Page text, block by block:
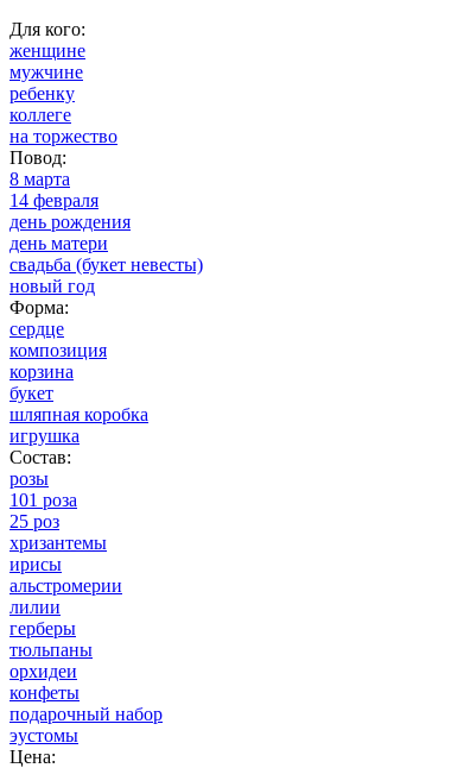
Для кого:
женщине
мужчине
ребенку
коллеге
на торжество
Повод:
8 марта
14 февраля
день рождения
день матери
свадьба (букет невесты)
новый год
Форма:
сердце
композиция
корзина
букет
шляпная коробка
игрушка
Состав:
розы
101 роза
25 роз
хризантемы
ирисы
альстромерии
лилии
герберы
тюльпаны
орхидеи
конфеты
подарочный набор
эустомы
Цена: